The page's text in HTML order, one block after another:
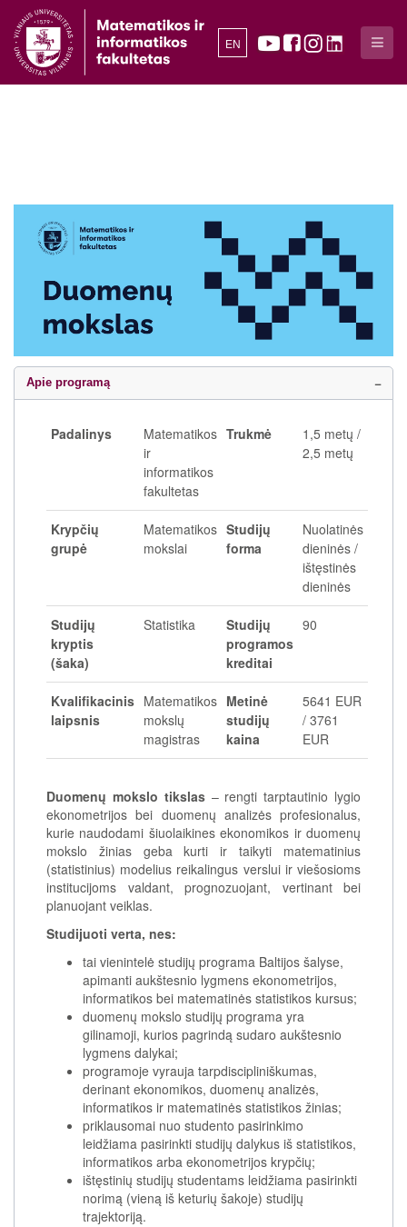
EN
Apie programą
Padalinys
Matematikos
ir
informatikos
fakultetas
Trukmė
1,5 metų /
2,5 metų
Krypčių
grupė
Matematikos
mokslai
Studijų
forma
Nuolatinės
dieninės /
ištęstinės
dieninės
Studijų
kryptis
(šaka)
Statistika
Studijų
programos
kreditai
90
Kvalifikacinis
laipsnis
Matematikos
mokslų
magistras
Metinė
studijų
kaina
5641 EUR
/ 3761
EUR
Duomenų mokslo tikslas – rengti tarptautinio lygio
ekonometrijos bei duomenų analizės profesionalus,
kurie naudodami šiuolaikines ekonomikos ir duomenų
mokslo žinias geba kurti ir taikyti matematinius
(statistinius) modelius reikalingus verslui ir viešosioms
institucijoms valdant, prognozuojant, vertinant bei
planuojant veiklas.
Studijuoti verta, nes:
tai vienintelė studijų programa Baltijos šalyse,
apimanti aukštesnio lygmens ekonometrijos,
informatikos bei matematinės statistikos kursus;
duomenų mokslo studijų programa yra
gilinamoji, kurios pagrindą sudaro aukštesnio
lygmens dalykai;
programoje vyrauja tarpdiscipliniškumas,
derinant ekonomikos, duomenų analizės,
informatikos ir matematinės statistikos žinias;
priklausomai nuo studento pasirinkimo
leidžiama pasirinkti studijų dalykus iš statistikos,
informatikos arba ekonometrijos krypčių;
ištęstinių studijų studentams leidžiama pasirinkti
norimą (vieną iš keturių šakoje) studijų
trajektoriją.